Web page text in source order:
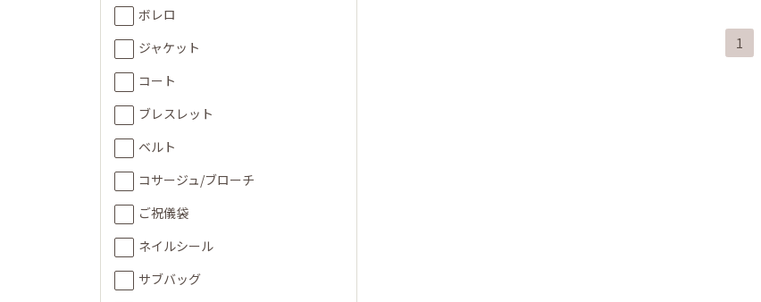
ボレロ
ジャケット
コート
ブレスレット
ベルト
コサージュ/ブローチ
ご祝儀袋
ネイルシール
サブバッグ
1